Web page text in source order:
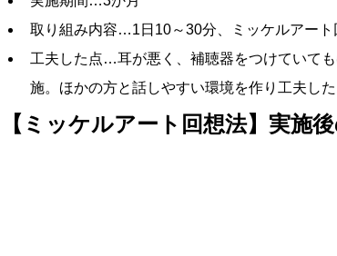
取り組み内容…1日10～30分、ミッケルアート
工夫した点…耳が悪く、補聴器をつけていて
施。ほかの方と話しやすい環境を作り工夫した
【ミッケルアート回想法】実施